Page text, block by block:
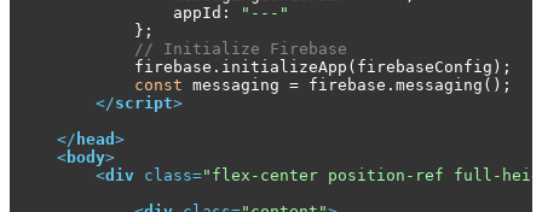
                appId:
"---"
            };
// Initialize Firebase
            firebase.initializeApp(firebaseConfig);
const messaging = firebase.messaging();
</script>
</ head >
<body>
<div class="flex-center position-ref full-